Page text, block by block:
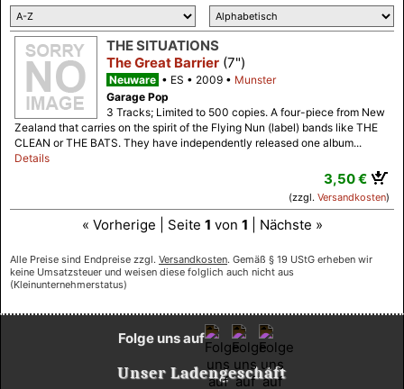
THE SITUATIONS
The Great Barrier (7")
Neuware ES 2009
Munster
Garage Pop
3 Tracks; Limited to 500 copies. A four-piece from New
Zealand that carries on the spirit of the Flying Nun (label) bands like THE
CLEAN or THE BATS. They have independently released one album...
Details
3,50 €
(zzgl. Versandkosten)
« Vorherige | Seite 1 von 1 | Nächste »
Alle Preise sind Endpreise zzgl. Versandkosten. Gemäß § 19 UStG erheben wir
keine Umsatzsteuer und weisen diese folglich auch nicht aus
(Kleinunternehmerstatus)
Unser Ladengeschäft
Folge uns auf